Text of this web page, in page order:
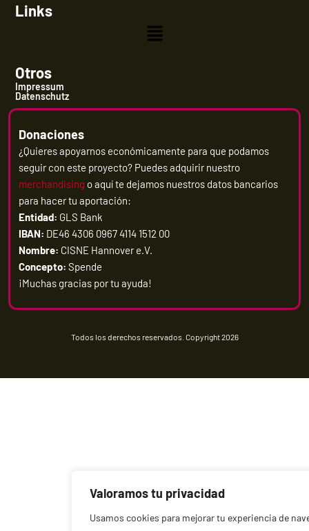
Valoramos tu privacidad
Usamos cookies para mejorar tu experiencia de
Links
Menú
Otros
Impressum
Datenschutz
Donaciones
¿Quieres apoyarnos económicamente para que podamos
seguir con este proyecto? Puedes adquirir nuestro
merchandising o aquí te dejamos nuestros datos bancarios
para hacer tu aportación:
Entidad: GLS Bank
IBAN: DE46 4306 0967 4114 1512 00
Nombre: CISNE Hannover e.V.
Concepto: Spende
¡Muchas gracias por tu ayuda!
Todos los derechos reservados. Copyright 2026